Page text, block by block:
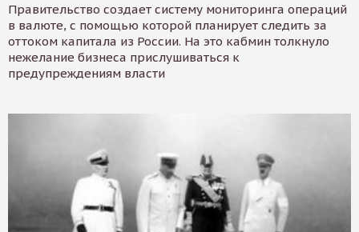
Правительство создает систему мониторинга операций
в валюте, с помощью которой планирует следить за
оттоком капитала из России. На это кабмин толкнуло
нежелание бизнеса прислушиваться к
предупреждениям власти